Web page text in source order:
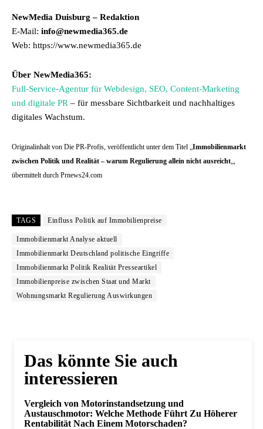
NewMedia Duisburg – Redaktion
E-Mail: info@newmedia365.de
Web: https://www.newmedia365.de
Über NewMedia365:
Full-Service-Agentur für Webdesign, SEO, Content-Marketing
und digitale PR – für messbare Sichtbarkeit und nachhaltiges
digitales Wachstum.
Originalinhalt von Die PR-Profis, veröffentlicht unter dem Titel „Immobilienmarkt
zwischen Politik und Realität – warum Regulierung allein nicht ausreicht„,
übermittelt durch Prnews24.com
TAGS Einfluss Politik auf Immobilienpreise
Immobilienmarkt Analyse aktuell
Immobilienmarkt Deutschland politische Eingriffe
Immobilienmarkt Politik Realität Presseartikel
Immobilienpreise zwischen Staat und Markt
Wohnungsmarkt Regulierung Auswirkungen
Das könnte Sie auch
interessieren
Vergleich von Motorinstandsetzung und
Austauschmotor: Welche Methode Führt Zu Höherer
Rentabilität Nach Einem Motorschaden?